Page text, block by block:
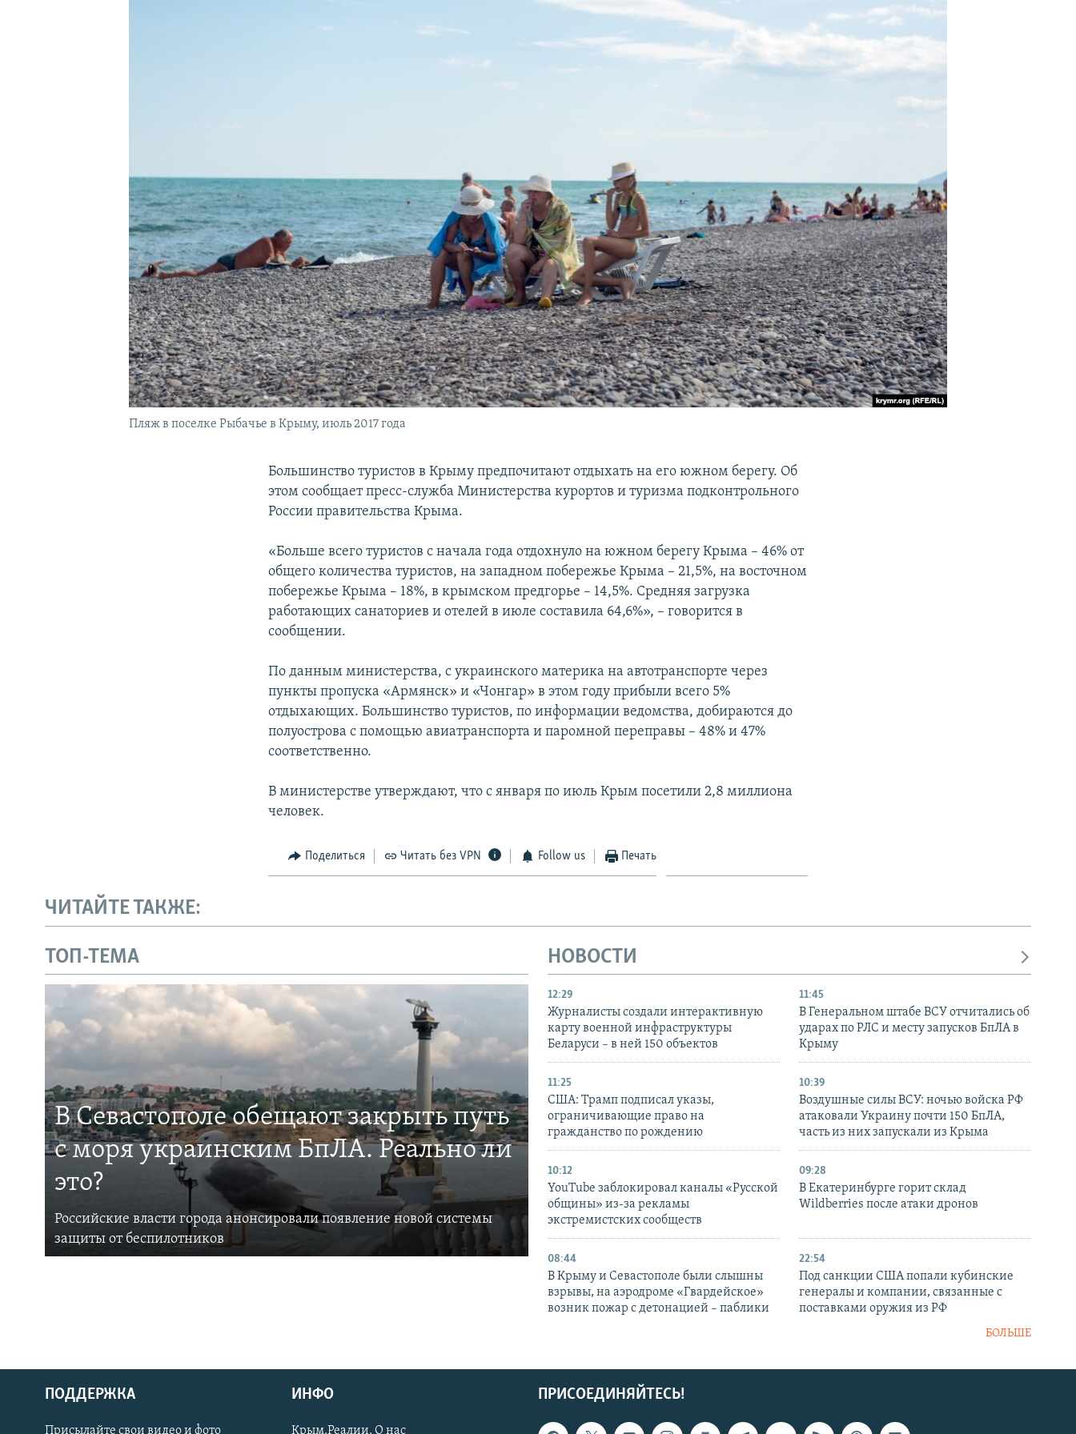
Українською
Пляж в поселке Рыбачье в Крыму, июль 2017 года
Большинство туристов в Крыму предпочитают отдыхать на его южном берегу. Об
этом сообщает пресс-служба Министерства курортов и туризма подконтрольного
России правительства Крыма.
«Больше всего туристов с начала года отдохнуло на южном берегу Крыма – 46% от
общего количества туристов, на западном побережье Крыма – 21,5%, на восточном
побережье Крыма – 18%, в крымском предгорье – 14,5%. Средняя загрузка
работающих санаториев и отелей в июле составила 64,6%», – говорится в
сообщении.
По данным министерства, с украинского материка на автотранспорте через
пункты пропуска «Армянск» и «Чонгар» в этом году прибыли всего 5%
отдыхающих. Большинство туристов, по информации ведомства, добираются до
полуострова с помощью авиатранспорта и паромной переправы – 48% и 47%
соответственно.
В министерстве утверждают, что с января по июль Крым посетили 2,8 миллиона
человек.
Поделиться Читать без VPN Follow us Печать
ЧИТАЙТЕ ТАКЖЕ:
ТОП-ТЕМА
В Севастополе обещают закрыть путь
с моря украинским БпЛА. Реально ли
это?
Российские власти города анонсировали появление новой системы
защиты от беспилотников
НОВОСТИ
12:29
Журналисты создали интерактивную
карту военной инфраструктуры
Беларуси – в ней 150 объектов
11:45
В Генеральном штабе ВСУ отчитались об
ударах по РЛС и месту запусков БпЛА в
Крыму
11:25
США: Трамп подписал указы,
ограничивающие право на
гражданство по рождению
10:39
Воздушные силы ВСУ: ночью войска РФ
атаковали Украину почти 150 БпЛА,
часть из них запускали из Крыма
10:12
YouTube заблокировал каналы «Русской
общины» из-за рекламы
экстремистских сообществ
09:28
В Екатеринбурге горит склад
Wildberries после атаки дронов
08:44
В Крыму и Севастополе были слышны
взрывы, на аэродроме «Гвардейское»
возник пожар с детонацией – паблики
22:54
Под санкции США попали кубинские
генералы и компании, связанные с
поставками оружия из РФ
БОЛЬШЕ
ПРИСОЕДИНЯЙТЕСЬ!
ПОДДЕРЖКА
Присылайте свои видео и фото
ИНФО
Крым.Реалии. О нас